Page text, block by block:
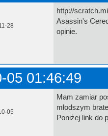
28
http://
Asassin's
opinie.
05 01:46:49
05
Mam zamiar
młodszym
Poniżej link do